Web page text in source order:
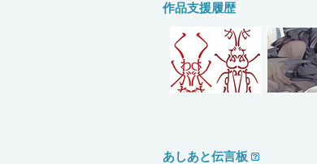
作品支援履歴
あしあと伝言板